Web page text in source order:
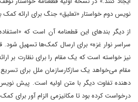
نویس دوم خواستار «تعلیق» جنگ برای ارائه کمک
از دیگر بندهای این قطعنامه آن است که
سراسر نوار غزه» برای ارسال کمک‌ها تسهیل شود.
نیز خواسته است که یک مقام را برای نظارت بر
مقام می‌خواهد یک سازکارسازمان ملل برای
دهنده تفاوت دیگر با متن اولیه است. پیش نویس
درخواست کرده بود تا مکانیزمی الزام آور برای